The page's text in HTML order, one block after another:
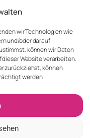
wir Technologien wie
und/oder darauf
können wir Daten
Website verarbeiten.
zurückziehst, können
werden.
with